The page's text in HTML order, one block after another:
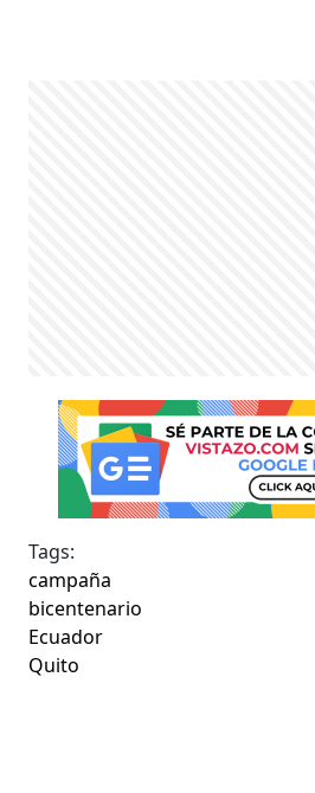
Tags:
campaña
bicentenario
Ecuador
Quito